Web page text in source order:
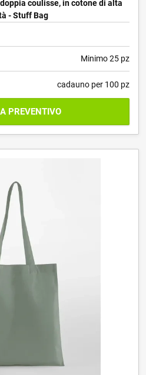
coulisse, in cotone di alta
- Stuff Bag
Minimo 25 pz
cadauno per 100 pz
PREVENTIVO